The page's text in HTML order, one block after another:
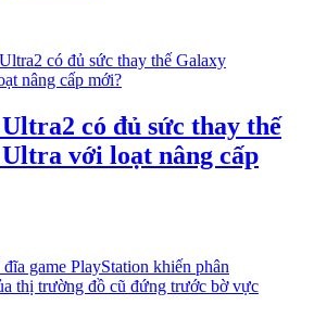
có đủ sức thay thế
với loạt nâng cấp